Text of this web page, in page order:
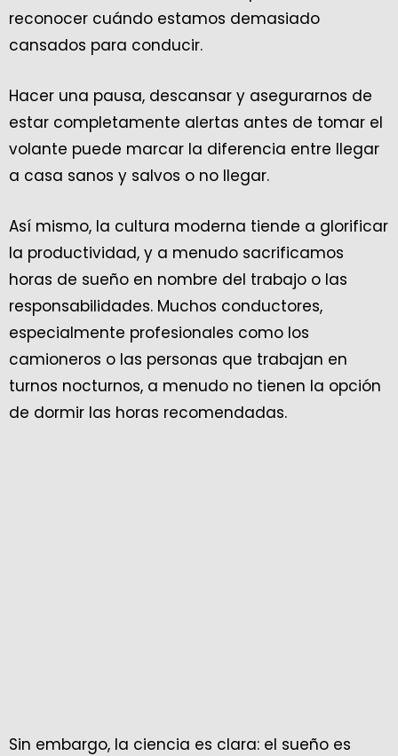
reconocer cuándo estamos demasiado
cansados para conducir.
Hacer una pausa, descansar y asegurarnos de
estar completamente alertas antes de tomar el
volante puede marcar la diferencia entre llegar
a casa sanos y salvos o no llegar.
Así mismo, la cultura moderna tiende a glorificar
la productividad, y a menudo sacrificamos
horas de sueño en nombre del trabajo o las
responsabilidades. Muchos conductores,
especialmente profesionales como los
camioneros o las personas que trabajan en
turnos nocturnos, a menudo no tienen la opción
de dormir las horas recomendadas.
Sin embargo, la ciencia es clara: el sueño es